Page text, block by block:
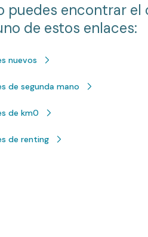
puedes encontrar
de estos enlaces:
nuevos
de segunda mano
de km0
de renting